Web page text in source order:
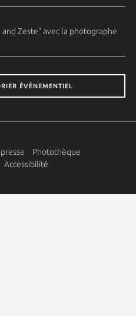
Zeste" avec la photographe
ÉVÈNEMENTIEL
Photothèque
Accessibilité